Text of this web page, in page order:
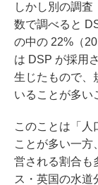
しかし別の調
数で調べると
の中の 22%（
は DSP が採用
生じたもので、
いることが多い
このことは「人
ことが多い一方
営される割合も
ス・英国の水道